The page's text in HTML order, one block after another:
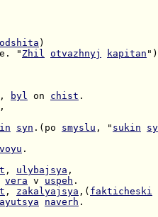
" Zhil otvazhnyj kapitan ")
, byl on chist
syn .(po smyslu , " sukin
.
, ulybajsya
vera v uspeh
, zakalyajsya ,( fakticheski
naverh .